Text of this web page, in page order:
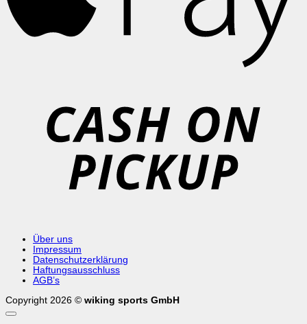
Über uns
Impressum
Datenschutzerklärung
Haftungsausschluss
AGB’s
Copyright 2026 © wiking sports GmbH